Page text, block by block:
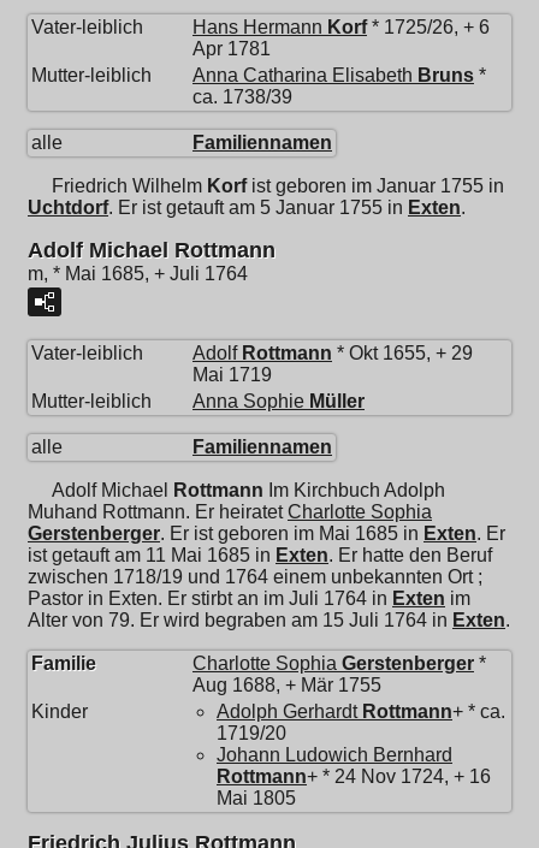
Vater-leiblich Hans Hermann Korf* 1725/26, + 6
Apr 1781
Mutter-leiblich
Anna Catharina Elisabeth Bruns *
ca. 1738/39
alle Familiennamen
Friedrich Wilhelm Korfist geboren im Januar 1755 in
Uchtdorf. Er ist getauft am 5 Januar 1755 in Exten.
Adolf Michael Rottmann
m, * Mai 1685, + Juli 1764
Vater-leiblich Adolf Rottmann * Okt 1655, + 29
Mai 1719
Mutter-leiblich
Anna Sophie Müller
alle Familiennamen
Adolf Michael Rottmann Im Kirchbuch Adolph
Muhand Rottmann. Er heiratetCharlotte Sophia
Gerstenberger. Er ist geboren im Mai 1685 in Exten. Er
ist getauft am 11 Mai 1685 in Exten. Er hatte den Beruf
zwischen 1718/19 und 1764 einem unbekannten Ort ;
Pastor in Exten. Er stirbt an im Juli 1764 in Exten im
Alter von 79. Er wird begraben am 15 Juli 1764 in Exten.
Familie Charlotte Sophia Gerstenberger *
Aug 1688, + Mär 1755
Kinder
Adolph Gerhardt Rottmann+ * ca.
1719/20
Johann Ludowich Bernhard
Rottmann+ * 24 Nov 1724, + 16
Mai 1805
Friedrich Julius Rottmann